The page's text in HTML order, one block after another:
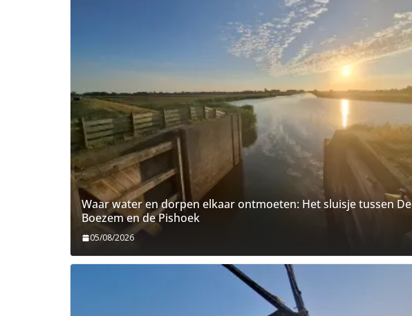
Waar water en dorpen elkaar ontmoeten: Het sluisje tussen De
Boezem en de Pishoek
05/08/2026